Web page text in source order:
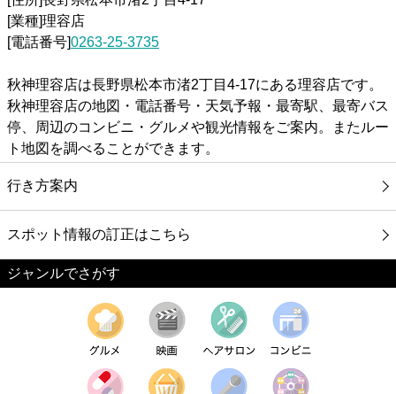
[業種]理容店
[電話番号]0263-25-3735
秋神理容店は長野県松本市渚2丁目4-17にある理容店です。
秋神理容店の地図・電話番号・天気予報・最寄駅、最寄バス
停、周辺のコンビニ・グルメや観光情報をご案内。またルー
ト地図を調べることができます。
行き方案内
スポット情報の訂正はこちら
ジャンルでさがす